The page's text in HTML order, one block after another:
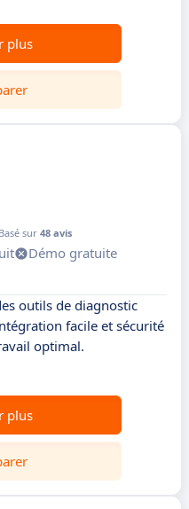
plus
Basé sur 48 avis
Démo gratuite
outils de diagnostic
facile et sécurité
optimal.
plus